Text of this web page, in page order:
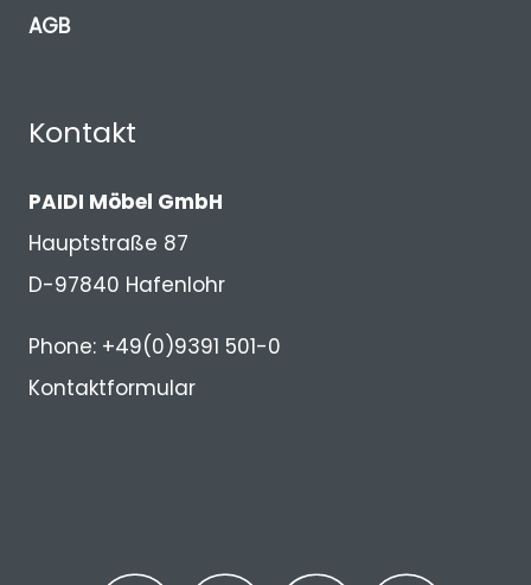
AGB
Kontakt
PAIDI Möbel GmbH
Hauptstraße 87
D-97840 Hafenlohr
Phone: +49(0)9391 501-0
Kontaktformular